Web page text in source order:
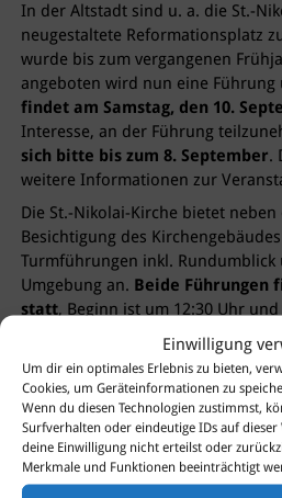
Einwilligung
Um dir ein optimales Erlebnis zu bieten,
Cookies, um Geräteinformationen zu
Wenn du diesen Technologien zustimmst,
Surfverhalten oder eindeutige IDs auf
deine Einwilligung nicht erteilst oder
Merkmale und Funktionen beeinträchtigt
In der Altstadt sind u. a. die St.-
neugestaltete Reformationsplatz
wurde bis zum vergangenen
angeboten wird nun eine Führung
findet am Samstag, den 10.
Interesse, an der Führung
sich bitte bis zum 8. September.
weitere Informationen zur
Die St.-Nikolai-Kirche bietet
Besichtigung des
Turmführungen inkl.
Umgebung an. Beide Führungen
statt, Beginn ist um 12:30 Uhr und
Kirchengebäude kann sowohl am
September besichtigt werden. Für
Turmführung ist ebenfalls eine
Septembererforderlich. Weitere
HIER.